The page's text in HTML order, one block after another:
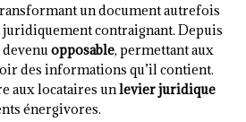
un document autrefois
contraignant. Depuis
devenuopposable, permettant aux
des informations qu’il contient.
aux locataires unlevier juridique
énergivores.